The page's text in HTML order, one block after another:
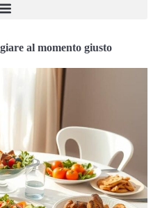
al momento giusto